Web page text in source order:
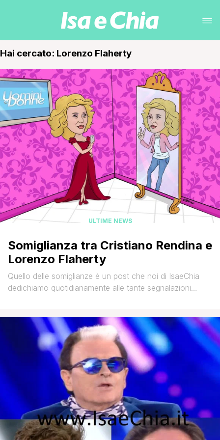
Hai cercato: Lorenzo Flaherty
ULTIME NEWS
Somiglianza tra Cristiano Rendina e
Lorenzo Flaherty
Quello delle somiglianze è un post che noi di IsaeChia
dedichiamo quotidianamente alle tante segnalazioni
nostre pagine Facebook, Twitter o Instagram) che
propongono una similitudine fisica che loro riscontrano,
nei tratti o nei colori, tra due personaggi della televisione,